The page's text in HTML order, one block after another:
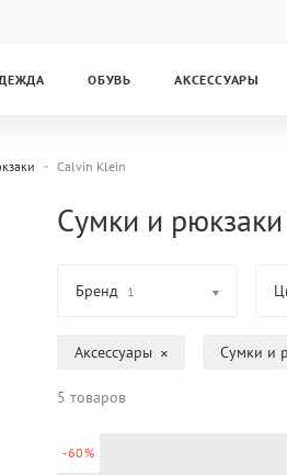
ОБУВЬ АКСЕССУАРЫ
Calvin Klein
Сумки и
Бренд 1
Аксессуары Сумки и
5 товаров
-60%